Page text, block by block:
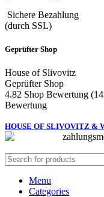
Sichere Bezahlung
(durch SSL)
Geprüfter Shop
House of Slivovitz
Geprüfter Shop
4.82 Shop Bewertung
Bewertung
HOUSE OF SLIVOVITZ &
Menu
Categories